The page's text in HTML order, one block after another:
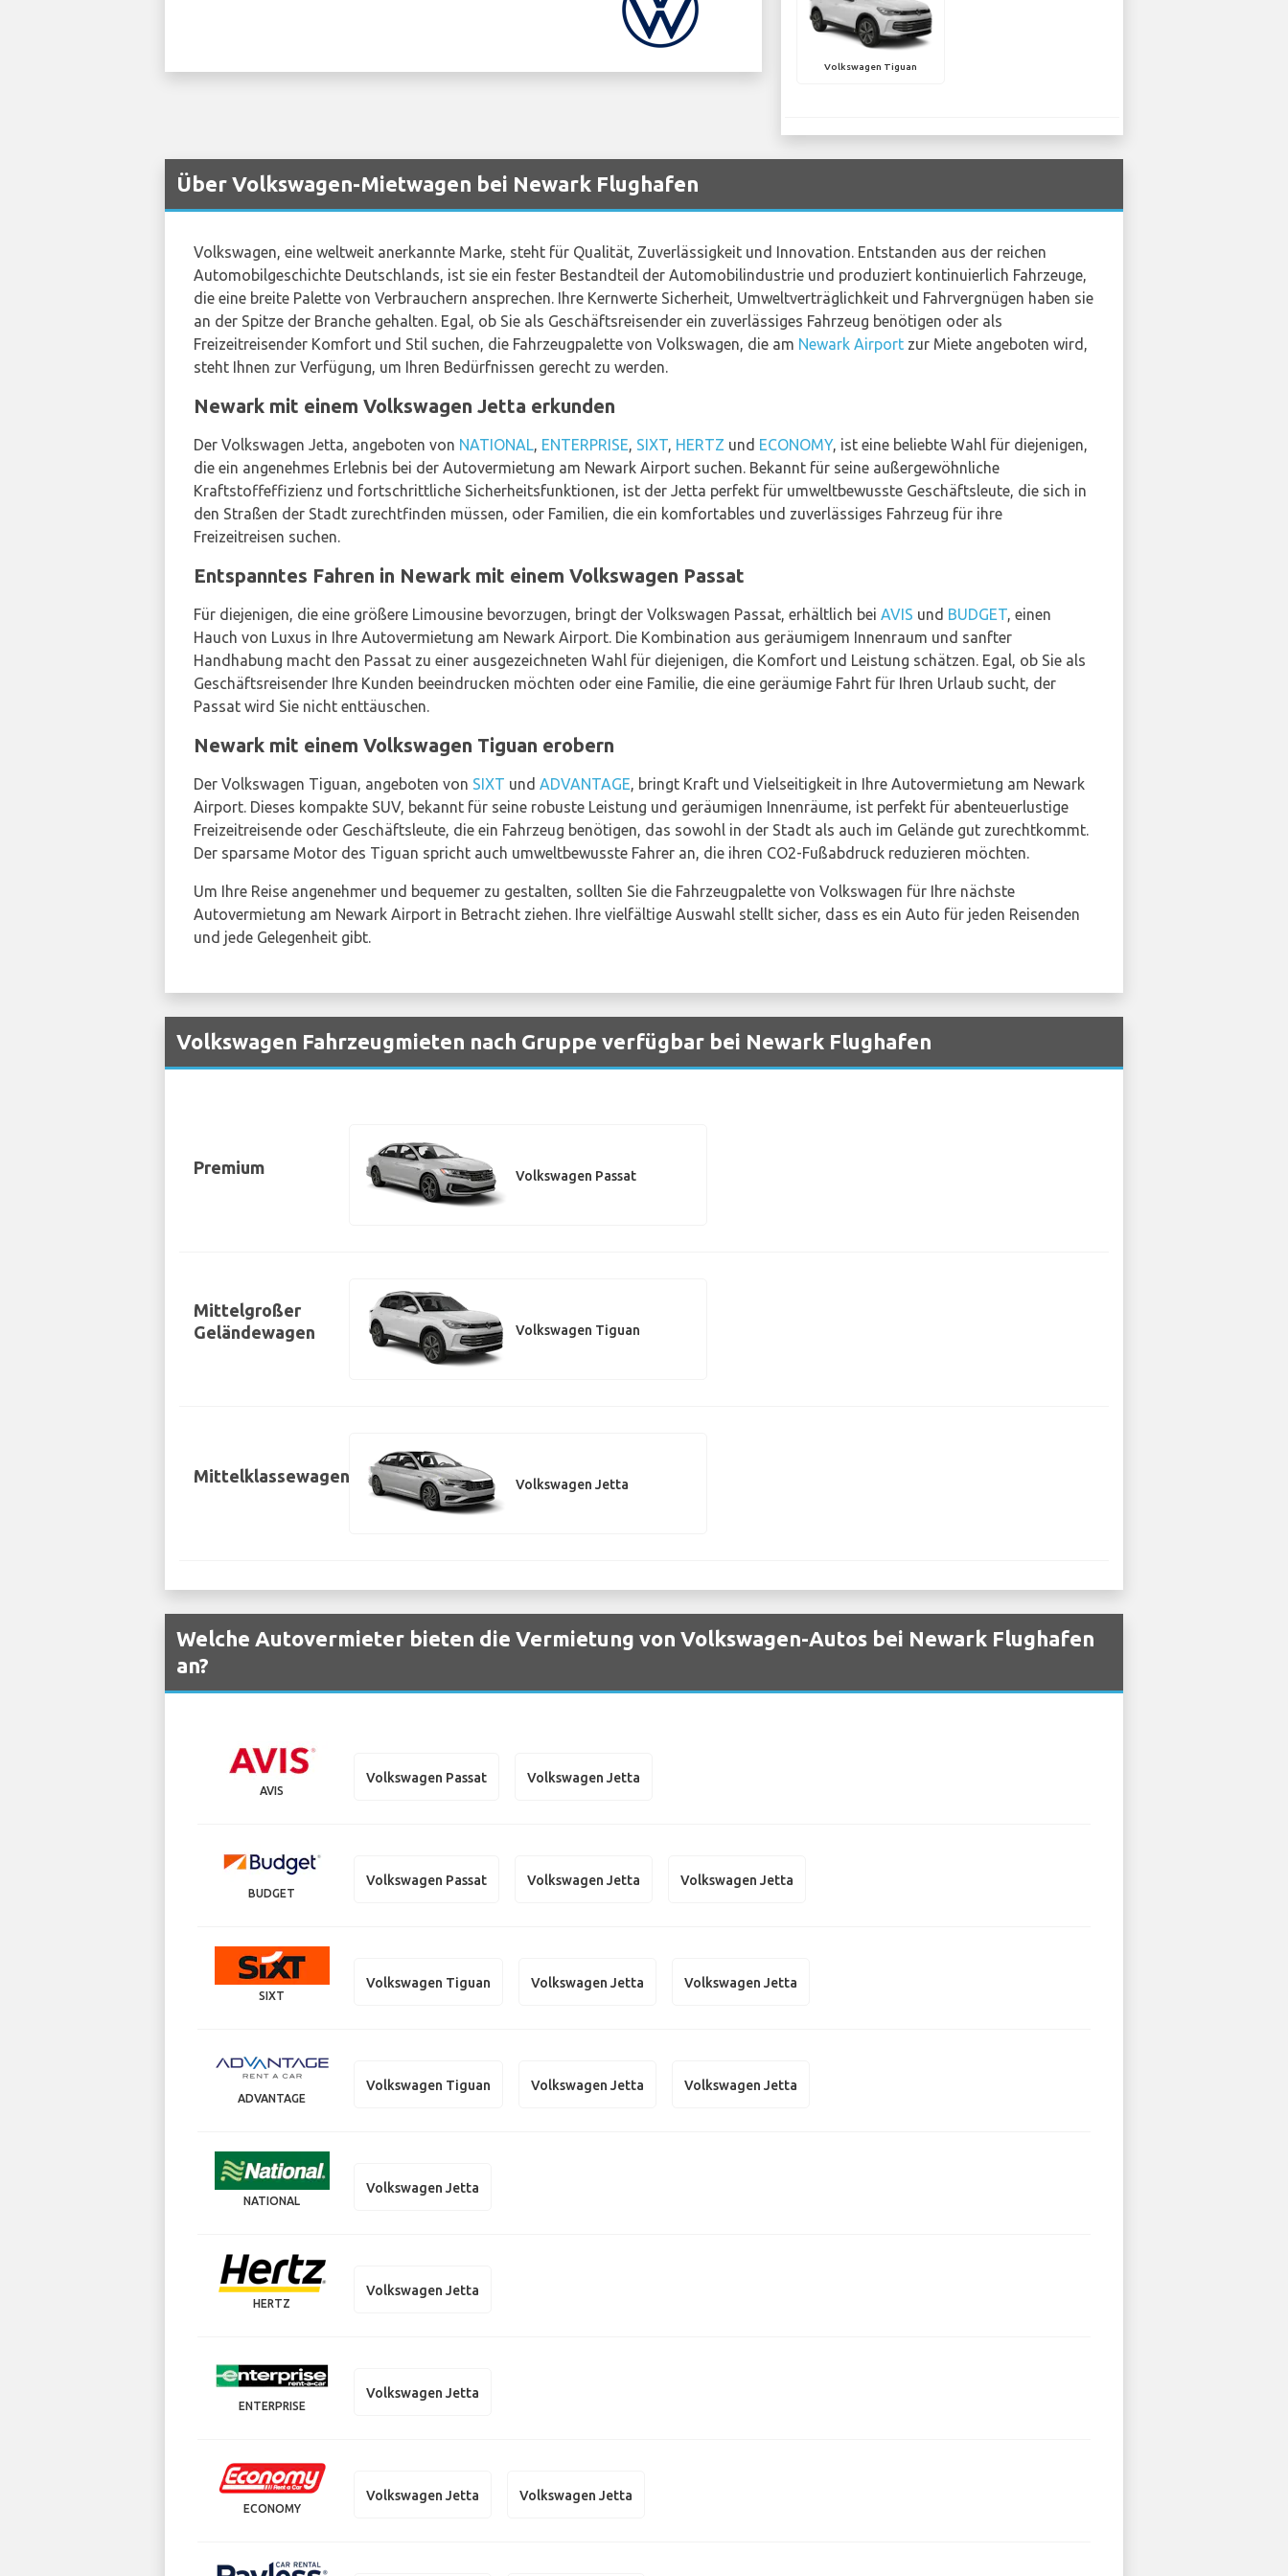
Volkswagen Tiguan
Über Volkswagen-Mietwagen bei Newark Flughafen
Volkswagen, eine weltweit anerkannte Marke, steht für Qualität, Zuverlässigkeit und Innovation. Entstanden aus der reichen
Automobilgeschichte Deutschlands, ist sie ein fester Bestandteil der Automobilindustrie und produziert kontinuierlich Fahrzeuge,
die eine breite Palette von Verbrauchern ansprechen. Ihre Kernwerte Sicherheit, Umweltverträglichkeit und Fahrvergnügen haben sie
an der Spitze der Branche gehalten. Egal, ob Sie als Geschäftsreisender ein zuverlässiges Fahrzeug benötigen oder als
Freizeitreisender Komfort und Stil suchen, die Fahrzeugpalette von Volkswagen, die am Newark Airport zur Miete angeboten wird,
steht Ihnen zur Verfügung, um Ihren Bedürfnissen gerecht zu werden.
Newark mit einem Volkswagen Jetta erkunden
Der Volkswagen Jetta, angeboten von NATIONAL, ENTERPRISE, SIXT, HERTZ und ECONOMY, ist eine beliebte Wahl für diejenigen,
die ein angenehmes Erlebnis bei der Autovermietung am Newark Airport suchen. Bekannt für seine außergewöhnliche
Kraftstoffeffizienz und fortschrittliche Sicherheitsfunktionen, ist der Jetta perfekt für umweltbewusste Geschäftsleute, die sich in
den Straßen der Stadt zurechtfinden müssen, oder Familien, die ein komfortables und zuverlässiges Fahrzeug für ihre
Freizeitreisen suchen.
Entspanntes Fahren in Newark mit einem Volkswagen Passat
Für diejenigen, die eine größere Limousine bevorzugen, bringt der Volkswagen Passat, erhältlich bei AVIS und BUDGET, einen
Hauch von Luxus in Ihre Autovermietung am Newark Airport. Die Kombination aus geräumigem Innenraum und sanfter
Handhabung macht den Passat zu einer ausgezeichneten Wahl für diejenigen, die Komfort und Leistung schätzen. Egal, ob Sie als
Geschäftsreisender Ihre Kunden beeindrucken möchten oder eine Familie, die eine geräumige Fahrt für Ihren Urlaub sucht, der
Passat wird Sie nicht enttäuschen.
Newark mit einem Volkswagen Tiguan erobern
Der Volkswagen Tiguan, angeboten von SIXT und ADVANTAGE, bringt Kraft und Vielseitigkeit in Ihre Autovermietung am Newark
Airport. Dieses kompakte SUV, bekannt für seine robuste Leistung und geräumigen Innenräume, ist perfekt für abenteuerlustige
Freizeitreisende oder Geschäftsleute, die ein Fahrzeug benötigen, das sowohl in der Stadt als auch im Gelände gut zurechtkommt.
Der sparsame Motor des Tiguan spricht auch umweltbewusste Fahrer an, die ihren CO2-Fußabdruck reduzieren möchten.
Um Ihre Reise angenehmer und bequemer zu gestalten, sollten Sie die Fahrzeugpalette von Volkswagen für Ihre nächste
Autovermietung am Newark Airport in Betracht ziehen. Ihre vielfältige Auswahl stellt sicher, dass es ein Auto für jeden Reisenden
und jede Gelegenheit gibt.
Volkswagen Fahrzeugmieten nach Gruppe verfügbar bei Newark Flughafen
Premium Volkswagen Passat
Mittelgroßer
Geländewagen
Volkswagen Tiguan
Mittelklassewagen Volkswagen Jetta
Welche Autovermieter bieten die Vermietung von Volkswagen-Autos bei Newark Flughafen
an?
AVIS
Volkswagen Passat Volkswagen Jetta
BUDGET
Volkswagen Passat Volkswagen Jetta Volkswagen Jetta
SIXT
Volkswagen Tiguan Volkswagen Jetta Volkswagen Jetta
ADVANTAGE
Volkswagen Tiguan Volkswagen Jetta Volkswagen Jetta
NATIONAL
Volkswagen Jetta
HERTZ
Volkswagen Jetta
ENTERPRISE
Volkswagen Jetta
ECONOMY
Volkswagen Jetta Volkswagen Jetta